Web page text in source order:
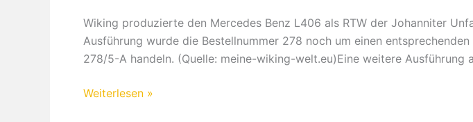
Wiking produzierte den Mercedes Benz L406 als RTW der Johanniter
Ausführung wurde die Bestellnummer 278 noch um einen
278/5-A handeln. (Quelle: meine-wiking-welt.eu)Eine weitere Ausführung
Mercedes-
Weiterlesen »